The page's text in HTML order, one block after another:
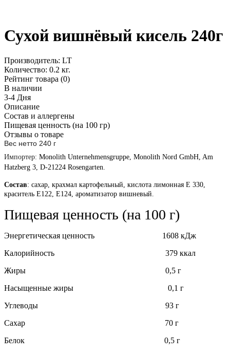
Сухой вишнёвый кисель 240г
Производитель: LT
Количество: 0.2 кг.
Рейтинг товара (0)
В наличии
3-4 Дня
Описание
Состав и аллергены
Пищевая ценность (на 100 гр)
Отзывы о товаре
Вес нетто 240 г
Импортер: Monolith Unternehmensgruppe, Monolith Nord GmbH, Am
Hatzberg 3, D-21224 Rosengarten.
Состав: сахар, крахмал картофельный, кислота лимонная Е 330,
краситель Е122, Е124, ароматизатор вишневый.
Пищевая ценность (на 100 г)
Энергетическая ценность 1608 кДж
Калорийность 379 ккал
Жиры 0,5 г
Насыщенные жиры 0,1 г
Углеводы 93 г
Сахар 70 г
Белок 0,5 г